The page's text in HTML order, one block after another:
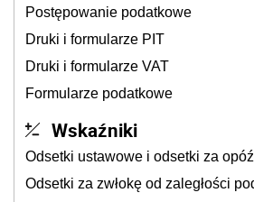
Postępowanie podatkowe
Druki i formularze PIT
Druki i formularze VAT
Formularze podatkowe
Wskaźniki
Odsetki ustawowe i odsetki za
Odsetki za zwłokę od zaległości